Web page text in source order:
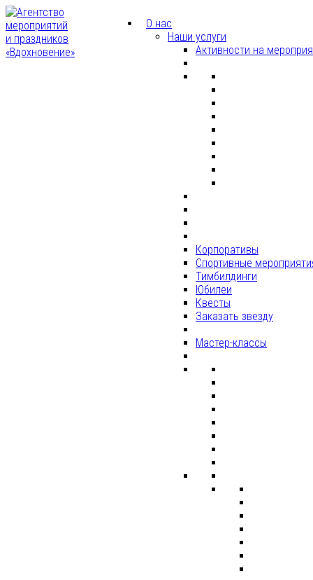
О нас
Наши услуги
Активности на
Корпоративы
Спортивные
Тимбилдинги
Юбилеи
Квесты
Заказать звезду
Мастер-классы